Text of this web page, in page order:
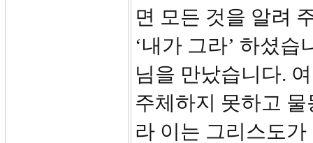
면 모든 것을 알려
‘내가 그라’ 하셨
님을 만났습니다.
주체하지 못하고
라 이는 그리스도